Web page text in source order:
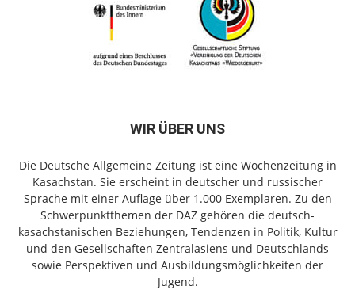
WIR ÜBER UNS
Die Deutsche Allgemeine Zeitung ist eine Wochenzeitung in
Kasachstan. Sie erscheint in deutscher und russischer
Sprache mit einer Auflage über 1.000 Exemplaren. Zu den
Schwerpunktthemen der DAZ gehören die deutsch-
kasachstanischen Beziehungen, Tendenzen in Politik, Kultur
und den Gesellschaften Zentralasiens und Deutschlands
sowie Perspektiven und Ausbildungsmöglichkeiten der
Jugend.